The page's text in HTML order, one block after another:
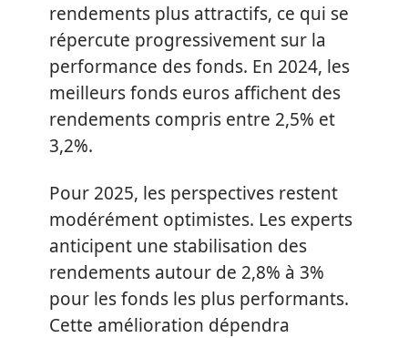
rendements plus attractifs, ce qui se
répercute progressivement sur la
performance des fonds. En 2024, les
meilleurs fonds euros affichent des
rendements compris entre 2,5% et
3,2%.
Pour 2025, les perspectives restent
modérément optimistes. Les experts
anticipent une stabilisation des
rendements autour de 2,8% à 3%
pour les fonds les plus performants.
Cette amélioration dépendra